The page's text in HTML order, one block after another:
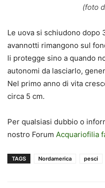
(foto
Le uova si schiudono
avannotti rimangono sul
li protegge sino a quando
autonomi da lasciarlo,
Nel primo anno di vita
circa 5 cm.
Per qualsiasi dubbio o
nostro Forum Acquariofilia
TAGS Nordamerica pesci